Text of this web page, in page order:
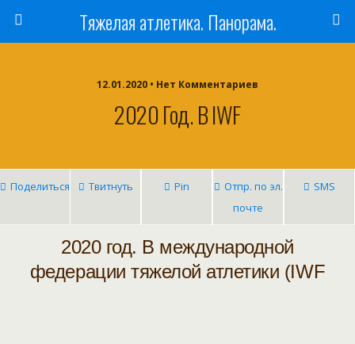
Тяжелая атлетика. Панорама.
12.01.2020 • Нет Комментариев
2020 Год. В IWF
Поделиться Твитнуть Pin
Отпр. по эл.
почте
SMS
2020 год. В международной
федерации тяжелой атлетики (IWF